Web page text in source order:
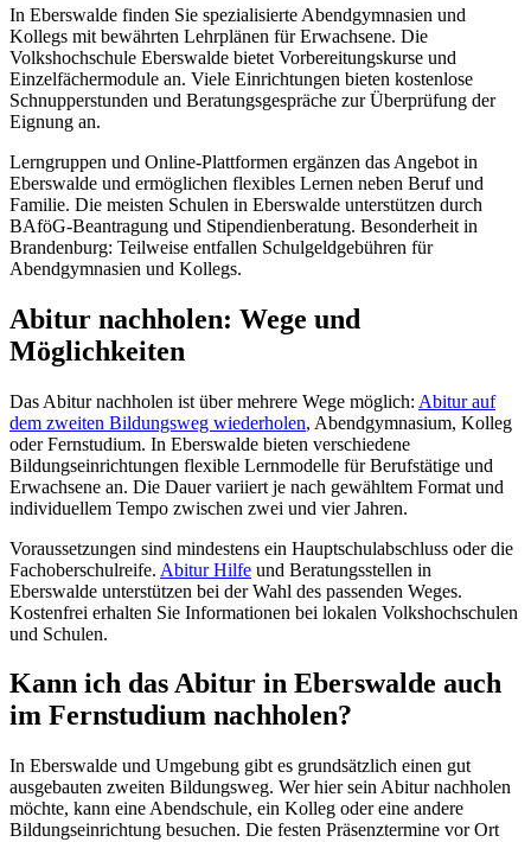
In Eberswalde finden Sie spezialisierte Abendgymnasien und
Kollegs mit bewährten Lehrplänen für Erwachsene. Die
Volkshochschule Eberswalde bietet Vorbereitungskurse und
Einzelfächermodule an. Viele Einrichtungen bieten kostenlose
Schnupperstunden und Beratungsgespräche zur Überprüfung der
Eignung an.
Lerngruppen und Online-Plattformen ergänzen das Angebot in
Eberswalde und ermöglichen flexibles Lernen neben Beruf und
Familie. Die meisten Schulen in Eberswalde unterstützen durch
BAföG-Beantragung und Stipendienberatung. Besonderheit in
Brandenburg: Teilweise entfallen Schulgeldgebühren für
Abendgymnasien und Kollegs.
Abitur nachholen: Wege und
Möglichkeiten
Das Abitur nachholen ist über mehrere Wege möglich: Abitur auf
dem zweiten Bildungsweg wiederholen, Abendgymnasium, Kolleg
oder Fernstudium. In Eberswalde bieten verschiedene
Bildungseinrichtungen flexible Lernmodelle für Berufstätige und
Erwachsene an. Die Dauer variiert je nach gewähltem Format und
individuellem Tempo zwischen zwei und vier Jahren.
Voraussetzungen sind mindestens ein Hauptschulabschluss oder die
Fachoberschulreife. Abitur Hilfe und Beratungsstellen in
Eberswalde unterstützen bei der Wahl des passenden Weges.
Kostenfrei erhalten Sie Informationen bei lokalen Volkshochschulen
und Schulen.
Kann ich das Abitur in Eberswalde auch
im Fernstudium nachholen?
In Eberswalde und Umgebung gibt es grundsätzlich einen gut
ausgebauten zweiten Bildungsweg. Wer hier sein Abitur nachholen
möchte, kann eine Abendschule, ein Kolleg oder eine andere
Bildungseinrichtung besuchen. Die festen Präsenztermine vor Ort